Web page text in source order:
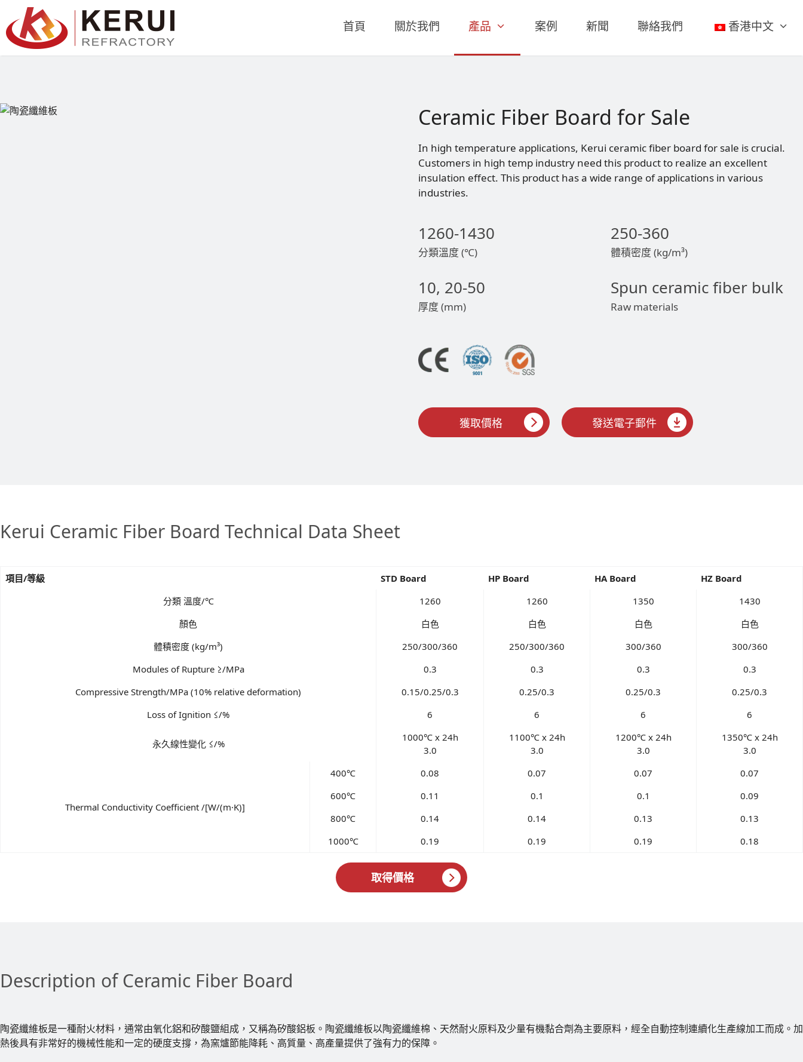
內
首頁 關於我們 產品 案例 新聞 聯絡我們 香港中文
Ceramic Fiber Board for Sale
In high temperature applications, Kerui ceramic fiber board for sale is crucial.
Customers in high temp industry need this product to realize an excellent
insulation effect. This product has a wide range of applications in various
industries.
1260-1430
分類溫度 (℃)
250-360
體積密度 (kg/m³)
10, 20-50
厚度 (mm)
Spun ceramic fiber bulk
Raw materials
獲取價格 發送電子郵件
Kerui Ceramic Fiber Board Technical Data Sheet
項目/等級 STD Board HP Board HA Board
HZ Board
分類 溫度/℃
1260 1260 1350
1430
顏色
白色 白色 白色
白色
體積密度 (kg/m³)
250/300/360 250/300/360 300/360
300/360
Modules of Rupture ≥/MPa
0.3 0.3 0.3
0.3
Compressive Strength/MPa (10% relative deformation)
0.15/0.25/0.3 0.25/0.3 0.25/0.3
0.25/0.3
Loss of Ignition ≤/%
6 6 6 6
永久線性變化 ≤/%
1000℃ x 24h
3.0
1100℃ x 24h
3.0
1200℃ x 24h
3.0
1350℃ x 24h
3.0
Thermal Conductivity Coefficient /[W/(m·K)]
400℃ 0.08 0.07 0.07
0.07
600℃
0.11 0.1 0.1
0.09
800℃
0.14 0.14 0.13
0.13
1000℃
0.19 0.19 0.19 0.18
取得價格
Description of Ceramic Fiber Board
陶瓷纖維板是一種耐火材料，通常由氧化鋁和矽酸鹽組成，又稱為矽酸鋁板。陶瓷纖維板以陶瓷纖維棉、天然耐火原料及少量有機黏合劑為主要原料，經全自動控制連續化生產線加工而成。加
熱後具有非常好的機械性能和一定的硬度支撐，為窯爐節能降耗、高質量、高產量提供了強有力的保障。